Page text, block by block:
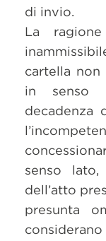
di invio.
La
cartella
in senso
decadenza
senso lato,
dell’atto
presunta